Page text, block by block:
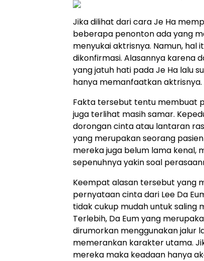
Jika dilihat dari cara Je Ha
beberapa penonton ada yang
menyukai aktrisnya. Namun, hal
dikonfirmasi. Alasannya karena
yang jatuh hati pada Je Ha lalu
hanya memanfaatkan aktrisnya.
Fakta tersebut tentu membuat
juga terlihat masih samar.
dorongan cinta atau lantaran
yang merupakan seorang
mereka juga belum lama kenal,
sepenuhnya yakin soal
Keempat alasan tersebut yang
pernyataan cinta dari Lee Da
tidak cukup mudah untuk saling
Terlebih, Da Eum yang
dirumorkan menggunakan jalur
memerankan karakter utama.
mereka maka keadaan hanya